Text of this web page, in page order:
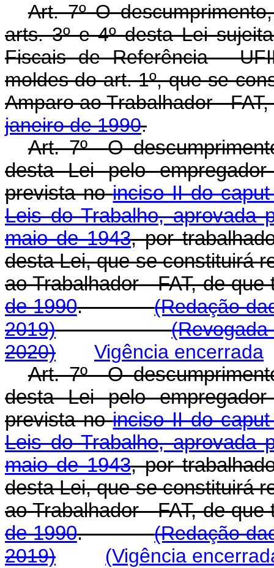
Art. 7º O
arts. 3º e 4º desta Lei
Fiscais de Referência -
moldes do art. 1º, que se
Amparo ao Trabalhador -
janeiro de 1990.
Art. 7º O
desta Lei pelo
prevista noinciso II do
Leis do Trabalho, aprovada
maio de 1943, por
desta Lei, que se constituirá
ao Trabalhador - FAT, de
de 1990.(Redação
2019)
2020)
Vigência encerrada
Art. 7º O
desta Lei pelo
prevista noinciso II do
Leis do Trabalho, aprovada
maio de 1943, por
desta Lei, que se constituirá
ao Trabalhador - FAT, de
de 1990.(Redação
2019)
(Vigência